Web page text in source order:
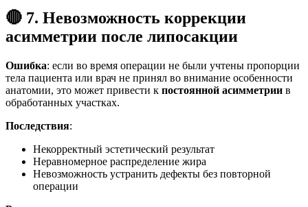
🔴 7. Невозможность коррекции
асимметрии после липосакции
Ошибка: если во время операции не были учтены пропорции
тела пациента или врач не принял во внимание особенности
анатомии, это может привести к постоянной асимметрии в
обработанных участках.
Последствия:
Некорректный эстетический результат
Неравномерное распределение жира
Невозможность устранить дефекты без повторной
операции